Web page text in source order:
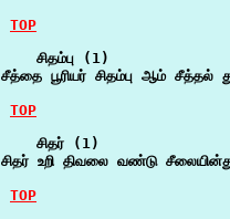
TOP
    சிதம்பு (1)
சீத்தை பூரியர் சிதம்பு ஆம்
TOP
    சிதர் (1)
சிதர் உறி திவலை வண்டு
TOP